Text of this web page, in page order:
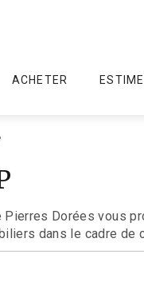
ACHETER
Dorées vous
dans le cadre de